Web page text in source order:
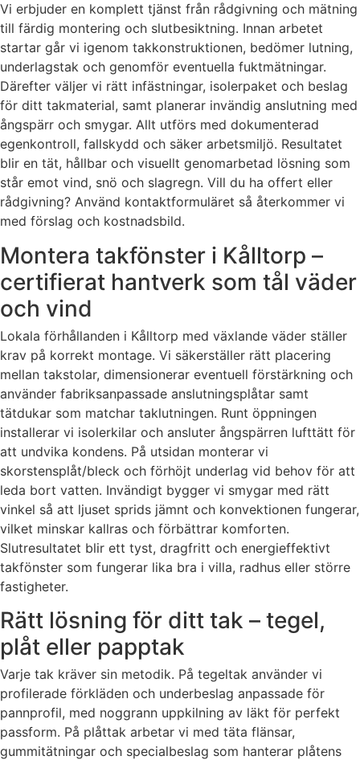
Vi erbjuder en komplett tjänst från rådgivning och mätning
till färdig montering och slutbesiktning. Innan arbetet
startar går vi igenom takkonstruktionen, bedömer lutning,
underlagstak och genomför eventuella fuktmätningar.
Därefter väljer vi rätt infästningar, isolerpaket och beslag
för ditt takmaterial, samt planerar invändig anslutning med
ångspärr och smygar. Allt utförs med dokumenterad
egenkontroll, fallskydd och säker arbetsmiljö. Resultatet
blir en tät, hållbar och visuellt genomarbetad lösning som
står emot vind, snö och slagregn. Vill du ha offert eller
rådgivning? Använd kontaktformuläret så återkommer vi
med förslag och kostnadsbild.
Montera takfönster i Kålltorp –
certifierat hantverk som tål väder
och vind
Lokala förhållanden i Kålltorp med växlande väder ställer
krav på korrekt montage. Vi säkerställer rätt placering
mellan takstolar, dimensionerar eventuell förstärkning och
använder fabriksanpassade anslutningsplåtar samt
tätdukar som matchar taklutningen. Runt öppningen
installerar vi isolerkilar och ansluter ångspärren lufttätt för
att undvika kondens. På utsidan monterar vi
skorstensplåt/bleck och förhöjt underlag vid behov för att
leda bort vatten. Invändigt bygger vi smygar med rätt
vinkel så att ljuset sprids jämnt och konvektionen fungerar,
vilket minskar kallras och förbättrar komforten.
Slutresultatet blir ett tyst, dragfritt och energieffektivt
takfönster som fungerar lika bra i villa, radhus eller större
fastigheter.
Rätt lösning för ditt tak – tegel,
plåt eller papptak
Varje tak kräver sin metodik. På tegeltak använder vi
profilerade förkläden och underbeslag anpassade för
pannprofil, med noggrann uppkilning av läkt för perfekt
passform. På plåttak arbetar vi med täta flänsar,
gummitätningar och specialbeslag som hanterar plåtens